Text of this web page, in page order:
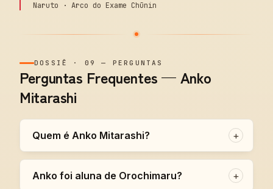
Naruto · Arco do Exame Chūnin
DOSSIÊ · 09 — PERGUNTAS
Perguntas Frequentes — Anko
Mitarashi
Quem é Anko Mitarashi? +
Anko foi aluna de Orochimaru? +